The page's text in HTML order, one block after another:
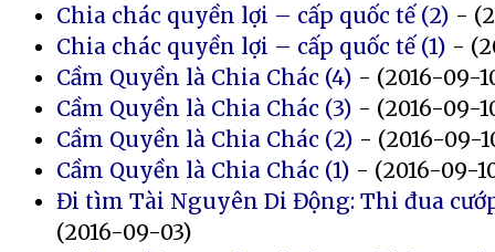
Chia chác quyền lợi – cấp quốc tế (2) -
Chia chác quyền lợi – cấp quốc tế (1) -
Cầm Quyền là Chia Chác (4) - (2016-09-
Cầm Quyền là Chia Chác (3) - (2016-09-
Cầm Quyền là Chia Chác (2) - (2016-09-
Cầm Quyền là Chia Chác (1) - (2016-09-
Đi tìm Tài Nguyên Di Động: Thi đua
(2016-09-03)